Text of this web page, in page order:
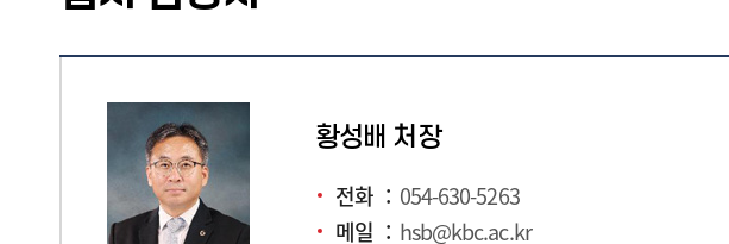
황성배 처장
전화
054-630-5263
메일
hsb@kbc.ac.kr